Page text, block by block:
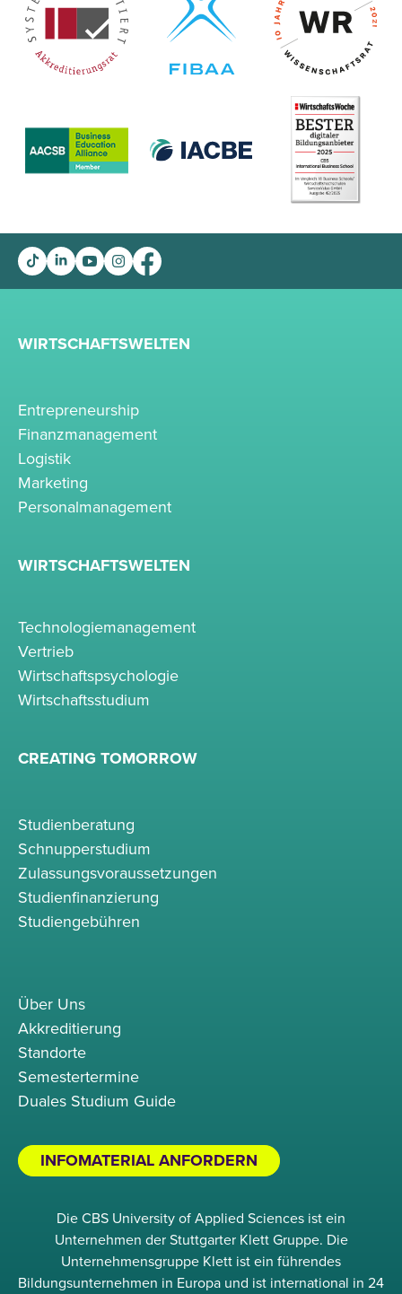
WIRTSCHAFTSWELTEN
Entrepreneurship
Finanzmanagement
Logistik
Marketing
Personalmanagement
WIRTSCHAFTSWELTEN
Technologiemanagement
Vertrieb
Wirtschaftspsychologie
Wirtschaftsstudium
CREATING TOMORROW
Studienberatung
Schnupperstudium
Zulassungsvoraussetzungen
Studienfinanzierung
Studiengebühren
Über Uns
Akkreditierung
Standorte
Semestertermine
Duales Studium Guide
INFOMATERIAL ANFORDERN
Die CBS University of Applied Sciences ist ein
Unternehmen der Stuttgarter Klett Gruppe. Die
Unternehmensgruppe Klett ist ein führendes
Bildungsunternehmen in Europa und ist international in 24